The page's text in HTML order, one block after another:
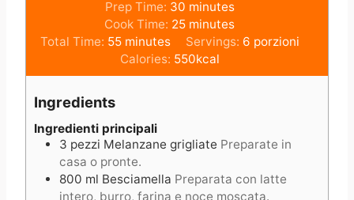
Prep Time: 30m
i
n
u
t
minutes
Cook Time: 25m
i
n
u
minutes
Total Time: 55m
i
n
e
s
minutes Servings: 6 porzioni
Calories: 550kcal
Ingredients
Ingredienti principali
3 pezzi Melanzane grigliate Preparate in
casa o pronte.
800 ml Besciamella Preparata con latte
intero, burro, farina e noce moscata.